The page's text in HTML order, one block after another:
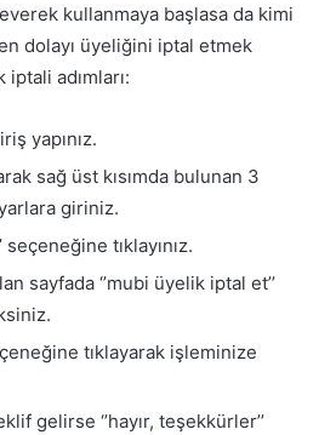
kullanmaya başlasa da kimi
dolayı üyeliğini iptal etmek
adımları:
yapınız.
sağ üst kısımda bulunan 3
giriniz.
seçeneğine tıklayınız.
sayfada ‘’mubi üyelik iptal et’’
tıklayarak işleminize
gelirse ‘’hayır, teşekkürler’’